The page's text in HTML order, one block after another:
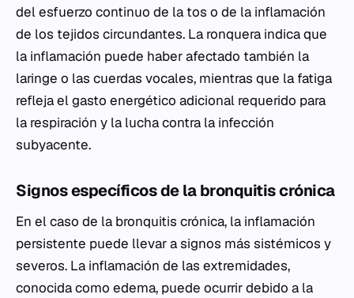
del esfuerzo continuo de la tos o de la inflamación
de los tejidos circundantes. La ronquera indica que
la inflamación puede haber afectado también la
laringe o las cuerdas vocales, mientras que la fatiga
refleja el gasto energético adicional requerido para
la respiración y la lucha contra la infección
subyacente.
Signos específicos de la bronquitis crónica
En el caso de la bronquitis crónica, la inflamación
persistente puede llevar a signos más sistémicos y
severos. La inflamación de las extremidades,
conocida como edema, puede ocurrir debido a la